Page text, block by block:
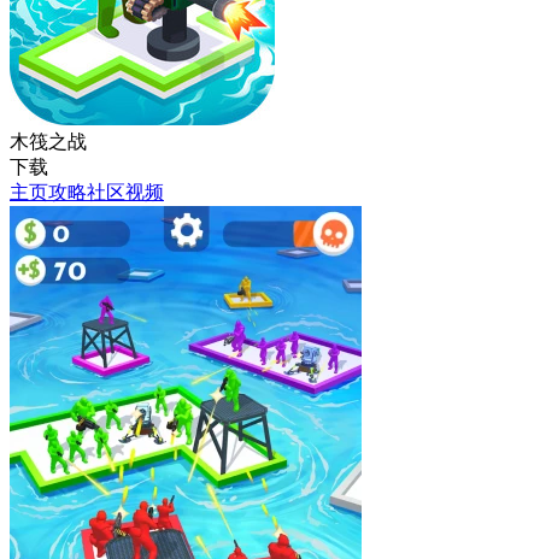
木筏之战
下载
主页攻略社区视频